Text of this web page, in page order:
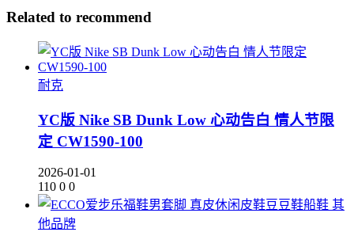
Related to recommend
耐克
YC版 Nike SB Dunk Low 心动告白 情人节限
定 CW1590-100
2026-01-01
110 0 0
其
他品牌